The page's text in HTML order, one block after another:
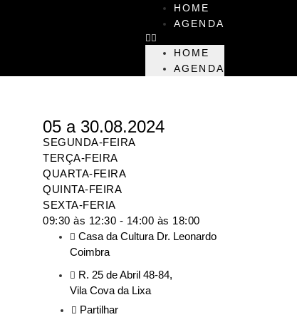
HOME
AGENDA
HOME
AGENDA
05 a 30.08.2024
SEGUNDA-FEIRA
TERÇA-FEIRA
QUARTA-FEIRA
QUINTA-FEIRA
SEXTA-FERIA
09:30 às 12:30 - 14:00 às 18:00
Casa da Cultura Dr. Leonardo
Coimbra
R. 25 de Abril 48-84,
Vila Cova da Lixa
Partilhar